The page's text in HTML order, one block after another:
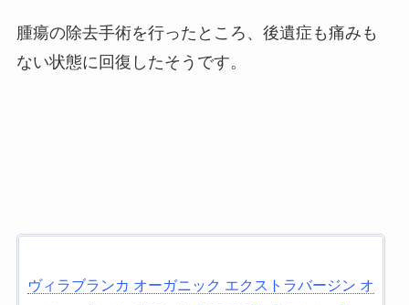
腫瘍の除去手術を行ったところ、後遺症も痛みも
ない状態に回復したそうです。
ヴィラブランカ オーガニック エクストラバージン オ